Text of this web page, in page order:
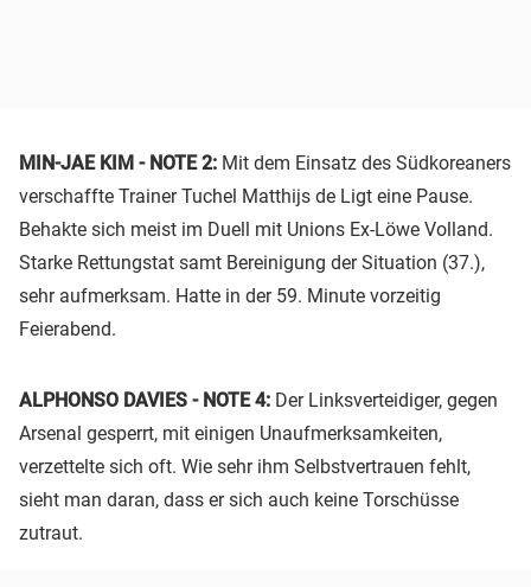
MIN-JAE KIM - NOTE 2: Mit dem Einsatz des Südkoreaners
verschaffte Trainer Tuchel Matthijs de Ligt eine Pause.
Behakte sich meist im Duell mit Unions Ex-Löwe Volland.
Starke Rettungstat samt Bereinigung der Situation (37.),
sehr aufmerksam. Hatte in der 59. Minute vorzeitig
Feierabend.
ALPHONSO DAVIES - NOTE 4: Der Linksverteidiger, gegen
Arsenal gesperrt, mit einigen Unaufmerksamkeiten,
verzettelte sich oft. Wie sehr ihm Selbstvertrauen fehlt,
sieht man daran, dass er sich auch keine Torschüsse
zutraut.